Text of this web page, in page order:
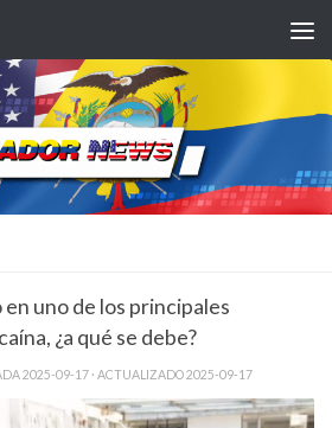
uno de los principales
¿a qué se debe?
2025-09-17 · ACTUALIZADO2025-09-17